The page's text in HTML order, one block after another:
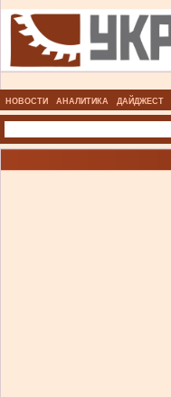
НОВОСТИ АНАЛИТИКА ДАЙДЖЕСТ